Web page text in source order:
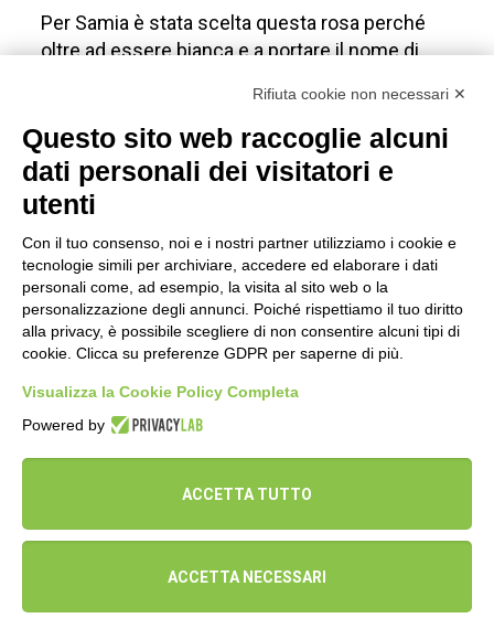
Per Samia è stata scelta questa rosa perché
oltre ad essere bianca e a portare il nome di
dovuto fare lei. E’ una rosa forte e resistente
come Samia che ha dovuto sopportare prove
difficilissime.
Collocata all’inizio del roseto perché tutti
dovrebbero conoscere la sua storia e non
dimenticare mai la sua forza e il suo coraggio
TORNA AL ROSETO
© 2019 Orticelli Ribelli. All Rights Reserved.
Rifiuta cookie non necessari ✕
Questo sito web raccoglie alcuni
dati personali dei visitatori e
utenti
Con il tuo consenso, noi e i nostri partner utilizziamo i cookie e
tecnologie simili per archiviare, accedere ed elaborare i dati
personali come, ad esempio, la visita al sito web o la
personalizzazione degli annunci. Poiché rispettiamo il tuo diritto
alla privacy, è possibile scegliere di non consentire alcuni tipi di
cookie. Clicca su preferenze GDPR per saperne di più.
Visualizza la Cookie Policy Completa
Powered by
ACCETTA TUTTO
ACCETTA NECESSARI